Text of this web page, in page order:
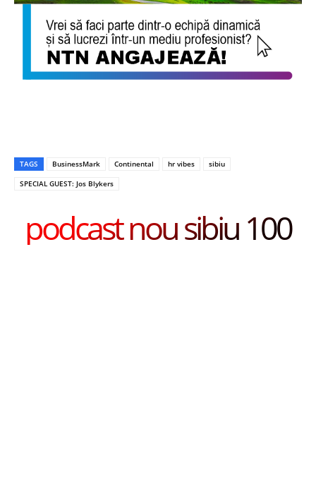
TAGS BusinessMark Continental hr vibes
sibiu
SPECIAL GUEST: Jos Blykers
podcast nou sibiu 100